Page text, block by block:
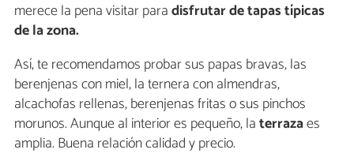
merece la pena visitar paradisfrutar de tapas típicas
de la zona.
Así, te recomendamos probar sus papas bravas, las
berenjenas con miel, la ternera con almendras,
alcachofas rellenas, berenjenas fritas o sus pinchos
morunos. Aunque al interior es pequeño, laterrazaes
amplia. Buena relación calidad y precio.